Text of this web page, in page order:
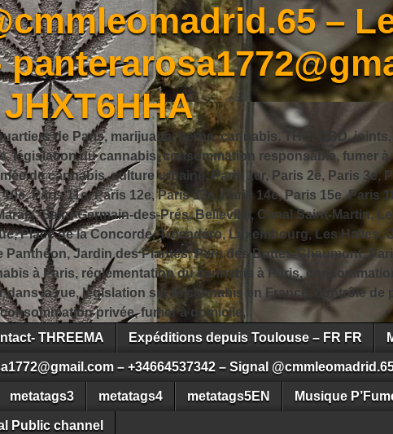
–
de Paris, marijuana, herbe, cannabis, THC, CBD,
législation du cannabis, consommation responsable, fumer à
de cannabis, culture urbaine, Paris 1er, Paris 2e, Paris 3e,
Paris 11e, Paris 12e, Paris 13e, Paris 14e, Paris 15e, Paris
Saint-Germain-des-Prés, Belleville, Canal Saint-Martin,
Place de la Concorde, Trocadéro, Luxembourg, Les Halles,
Panthéon, Jardin des Plantes, Parc des Buttes-Chaumont,
à Paris, réglementation du cannabis à Paris,
dans la rue, législation sur le cannabis en France, contrôle de
privée, fumer à domicile,
THREEMA Expéditions depuis Toulouse – FR FR
– +34664537342 – Signal
metatags3 metatags4 metatags5EN Musique
Public channel